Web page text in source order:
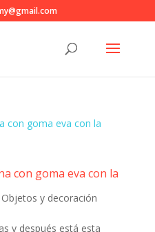
con goma eva con la
Objetos y decoración
y después está esta